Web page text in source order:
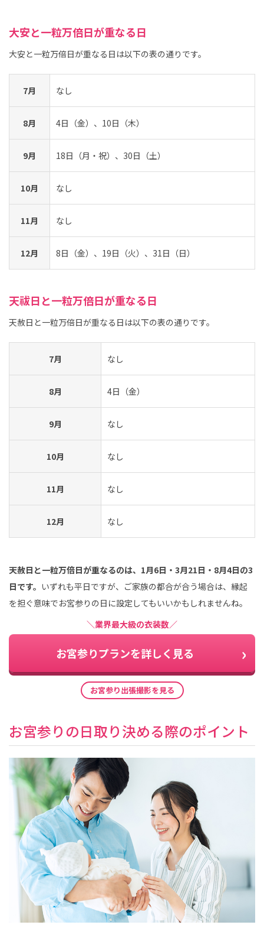
大安と一粒万倍日が重なる日
大安と一粒万倍日が重なる日は以下の表の通りです。
7月 なし
8月 4日（金）、10日（木）
9月 18日（月・祝）、30日（土）
10月 なし
11月 なし
12月 8日（金）、19日（火）、31日（日）
天祓日と一粒万倍日が重なる日
天赦日と一粒万倍日が重なる日は以下の表の通りです。
7月 なし
8月 4日（金）
9月 なし
10月 なし
11月 なし
12月 なし
天赦日と一粒万倍日が重なるのは、1月6日・3月21日・8月4日の3
日です。 いずれも平日ですが、ご家族の都合が合う場合は、縁起
を担ぐ意味でお宮参りの日に設定してもいいかもしれませんね。
＼業界最大級の衣装数／
お宮参りプランを詳しく見る
お宮参り出張撮影を見る
お宮参りの日取り決める際のポイント